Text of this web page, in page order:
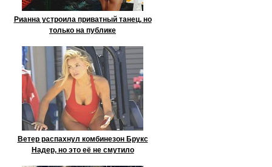
Рианна устроила приватный танец, но
только на публике
Ветер распахнул комбинезон Брукс
Надер, но это её не смутило